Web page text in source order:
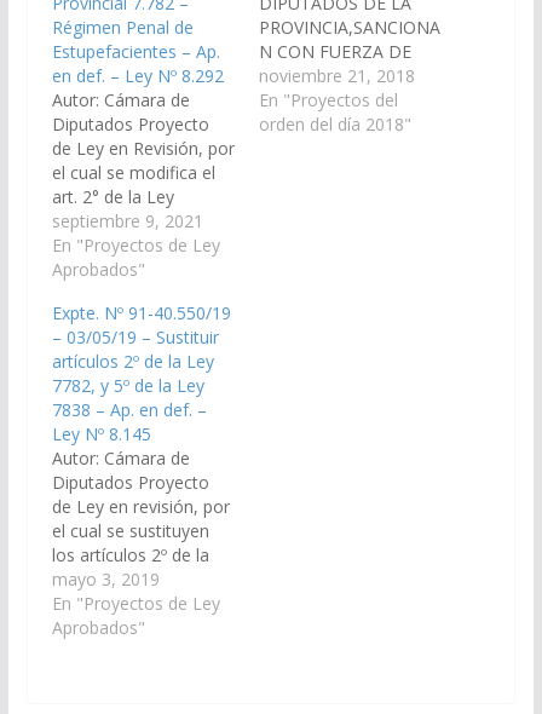
Régimen Penal de
Estupefacientes – Ap.
en def. – Ley Nº 8.292
Autor: Cámara de
Diputados Proyecto
de Ley en Revisión, por
el cual se modifica el
art. 2° de la Ley
Provincial 7.782 –
Régimen Penal de
Estupefacientes-.
44.566/2021, a la
Comisión de Adicción,
Tráfico y Consumo
Ilícito de Drogas).
Aprobado, el
18/11/2021 Poder
Ejecutivo para su
Promulgación. Ley Nº…
septiembre 9, 2021
En "Proyectos de Ley
Aprobados"
PROVINCIA,SANCIONA
N CON FUERZA DE
LEY Artículo
1°.- Sustitúyase el
artículo 2° de la Ley
noviembre 21, 2018
En "Proyectos del
orden del día 2018"
Expte. Nº 91-40.550/19
– 03/05/19 – Sustituir
artículos 2º de la Ley
7782, y 5º de la Ley
7838 – Ap. en def. –
Ley Nº 8.145
Autor: Cámara de
Diputados Proyecto
de Ley en revisión, por
el cual se sustituyen
los artículos 2º de la
Ley 7.782; 5º, 23 y 25
de la Ley 7.838 –
Extinción de Dominio
mayo 3, 2019
En "Proyectos de Ley
Aprobados"